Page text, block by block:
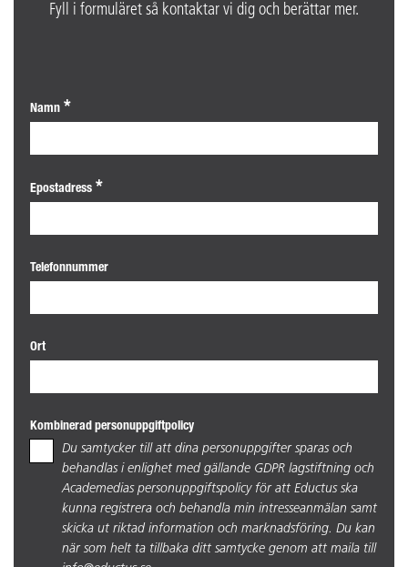
Fyll i formuläret så kontaktar vi dig och berättar mer.
Namn
Epostadress
Telefonnummer
Ort
Kombinerad personuppgiftpolicy
Du samtycker till att dina personuppgifter sparas och
behandlas i enlighet med gällande GDPR lagstiftning och
Academedias personuppgiftspolicy för att Eductus ska
kunna registrera och behandla min intresseanmälan samt
skicka ut riktad information och marknadsföring. Du kan
när som helt ta tillbaka ditt samtycke genom att maila till